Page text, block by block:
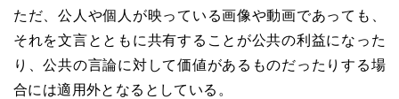
ただ、公人や個人が映っている画像や動画であっても、
それを文言とともに共有することが公共の利益になった
り、公共の言論に対して価値があるものだったりする場
合には適用外となるとしている。